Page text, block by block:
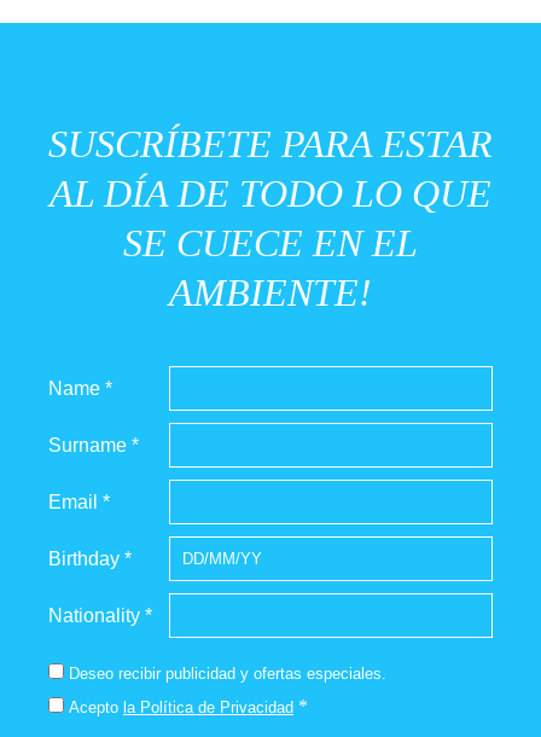
SUSCRÍBETE PARA ESTAR
AL DÍA DE TODO LO QUE
SE CUECE EN EL
AMBIENTE!
Name *
Surname *
Email *
Birthday *
Nationality *
Deseo recibir publicidad y ofertas especiales.
Acepto la Política de Privacidad *